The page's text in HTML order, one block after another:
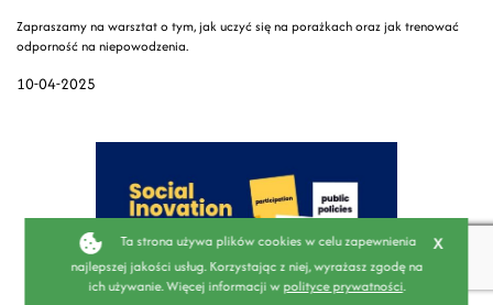
10-04-2025
Zapraszamy na warsztat o tym, jak uczyć się na porażkach oraz jak trenować
odporność na niepowodzenia.
Ta strona używa plików cookies w celu zapewnienia
najlepszej jakości usług. Korzystając z niej, wyrażasz zgodę na
ich używanie. Więcej informacji wpolityce prywatności.
x